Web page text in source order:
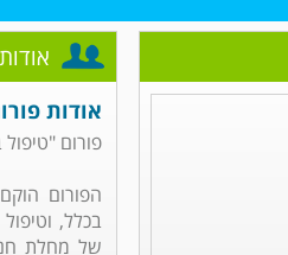
אודות
פורום
הפורום
בכלל,
של מחלת